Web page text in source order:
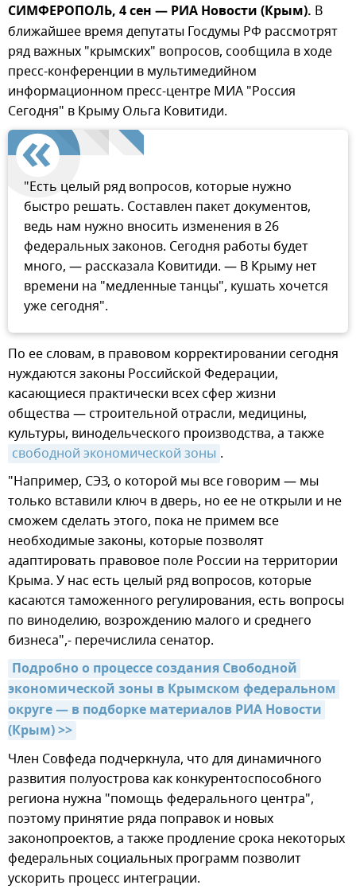
СИМФЕРОПОЛЬ, 4 сен — РИА Новости (Крым). В
ближайшее время депутаты Госдумы РФ рассмотрят
ряд важных "крымских" вопросов, сообщила в ходе
пресс-конференции в мультимедийном
информационном пресс-центре МИА "Россия
Сегодня" в Крыму Ольга Ковитиди.
"Есть целый ряд вопросов, которые нужно
быстро решать. Составлен пакет документов,
ведь нам нужно вносить изменения в 26
федеральных законов. Сегодня работы будет
много, — рассказала Ковитиди. — В Крыму нет
времени на "медленные танцы", кушать хочется
уже сегодня".
По ее словам, в правовом корректировании сегодня
нуждаются законы Российской Федерации,
касающиеся практически всех сфер жизни
общества — строительной отрасли, медицины,
культуры, винодельческого производства, а также
свободной экономической зоны .
"Например, СЭЗ, о которой мы все говорим — мы
только вставили ключ в дверь, но ее не открыли и не
сможем сделать этого, пока не примем все
необходимые законы, которые позволят
адаптировать правовое поле России на территории
Крыма. У нас есть целый ряд вопросов, которые
касаются таможенного регулирования, есть вопросы
по виноделию, возрождению малого и среднего
бизнеса",- перечислила сенатор.
Подробно о процессе создания Свободной
экономической зоны в Крымском федеральном
округе — в подборке материалов РИА Новости
(Крым) >>
Член Совфеда подчеркнула, что для динамичного
развития полуострова как конкурентоспособного
региона нужна "помощь федерального центра",
поэтому принятие ряда поправок и новых
законопроектов, а также продление срока некоторых
федеральных социальных программ позволит
ускорить процесс интеграции.